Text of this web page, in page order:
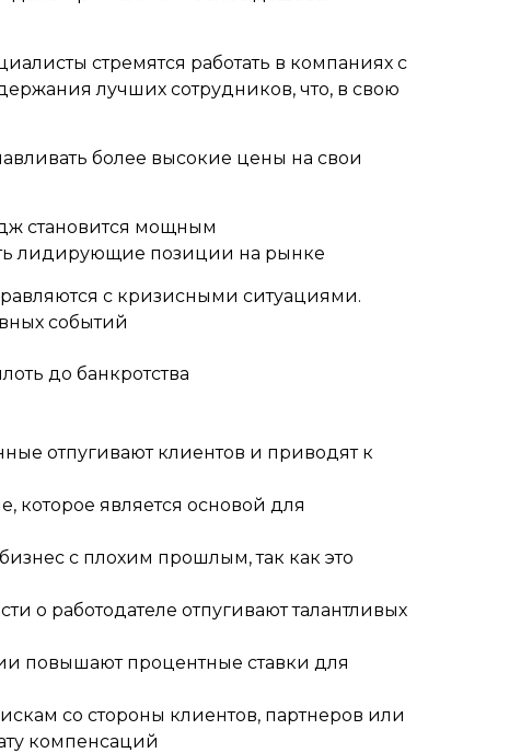
стремятся работать в компаниях с
лучших сотрудников, что, в свою
более высокие цены на свои
становится мощным
лидирующие позиции на рынке
с кризисными ситуациями.
событий
до банкротства
отпугивают клиентов и приводят к
которое является основой для
с плохим прошлым, так как это
о работодателе отпугивают талантливых
повышают процентные ставки для
со стороны клиентов, партнеров или
компенсаций